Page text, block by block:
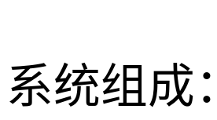
系统组成：